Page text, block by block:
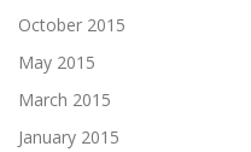
October 2015
May 2015
March 2015
January 2015